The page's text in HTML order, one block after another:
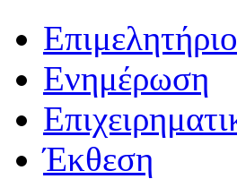
Επιμελητήριο
Ενημέρωση
Έκθεση